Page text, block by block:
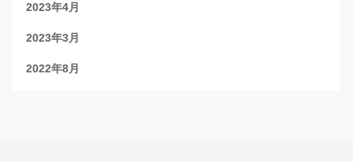
2023年4月
2023年3月
2022年8月